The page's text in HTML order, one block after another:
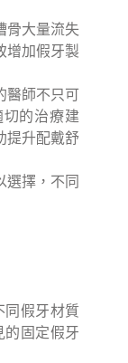
骨大量流失
增加假牙製
醫師不只可
的治療建
提升配戴舒
選擇，不同
同假牙材質
的固定假牙